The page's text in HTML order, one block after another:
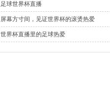
足球世界杯直播
屏幕方寸间，见证世界杯的滚烫热爱
​世界杯直播里的足球热爱